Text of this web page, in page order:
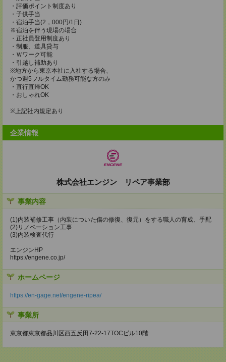
・評価ポイント制度あり
・子供手当
・宿泊手当(2，000円/1日)
※宿泊を伴う現場の場合
・正社員登用制度あり
・制服、道具貸与
・Ｗワーク可能
・引越し補助あり
※地方から東京本社に入社する場合、
かつ週5フルタイム勤務可能な方のみ
・直行直帰OK
・おしゃれOK
※上記社内規定あり
企業情報
株式会社エンジン リペア事業部
事業内容
(1)内装補修工事（内装についた傷の修復、復元）をする職人の育成、手配
(2)リノベーション工事
(3)内装検査代行
エンジンHP
https://engene.co.jp/
ホームページ
https://en-gage.net/engene-ripea/
事業所
東京都東京都品川区西五反田7‐22‐17TOCビル10階